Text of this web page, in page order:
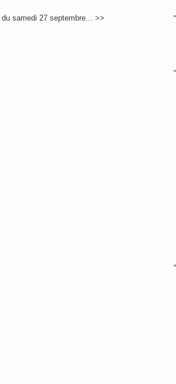
du samedi 27 septembre... >>